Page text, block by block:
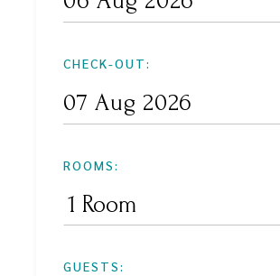
CHECK-OUT:
ROOMS:
GUESTS: